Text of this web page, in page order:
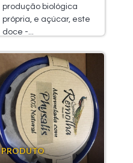
produção biológica
própria, e açúcar, este
doce -...
PRODUTO